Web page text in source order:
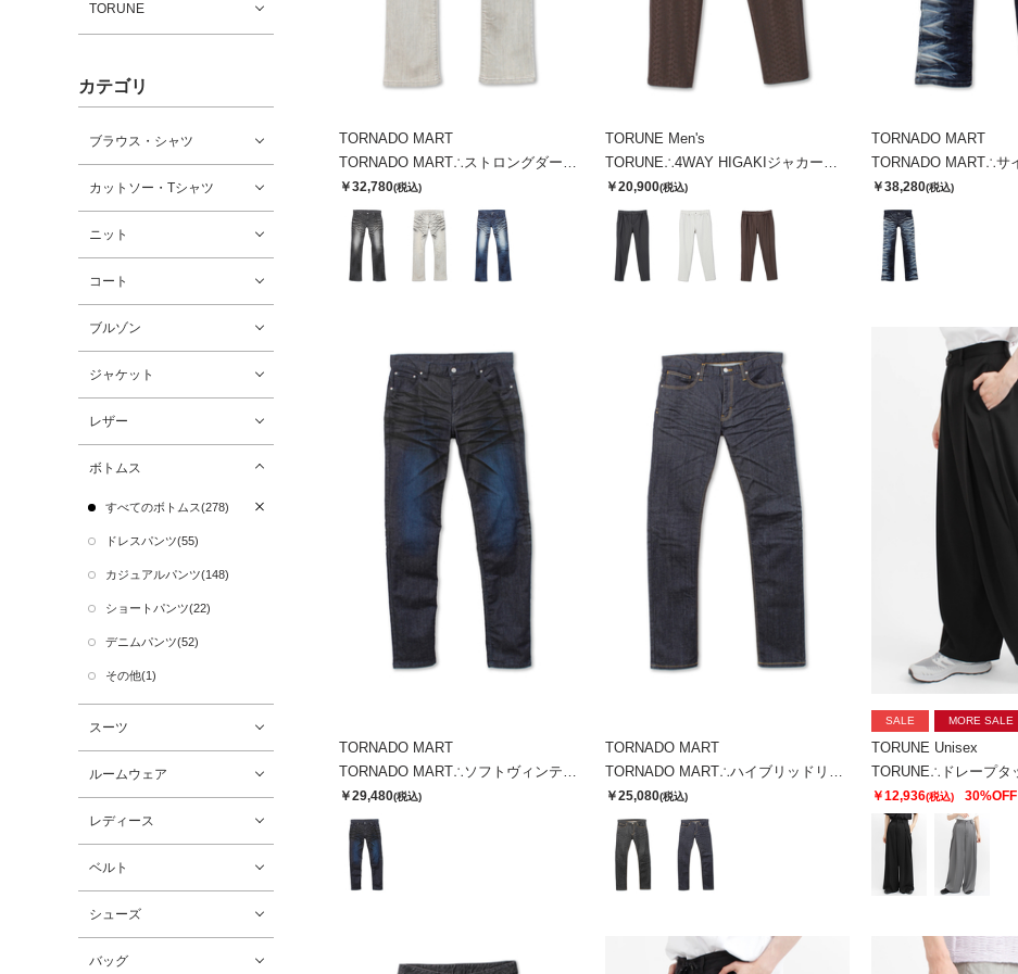
TORUNE
カテゴリ
ブラウス・シャツ
カットソー・Tシャツ
ニット
コート
ブルゾン
ジャケット
レザー
ボトムス
すべてのボトムス(278)
ドレスパンツ(55)
カジュアルパンツ(148)
ショートパンツ(22)
デニムパンツ(52)
その他(1)
スーツ
ルームウェア
レディース
ベルト
シューズ
バッグ
TORNADO MART
￥32,780(税込)
TORUNE Men's
￥20,900(税込)
TORNADO MART
￥38,280(税込)
TORNADO MART
￥29,480(税込)
TORNADO MART
￥25,080(税込)
SALE MORE SALE
TORUNE Unisex
￥12,936(税込) 30%OFF